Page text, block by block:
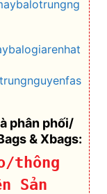
phân phối/
& Xbags:
thông
Sản